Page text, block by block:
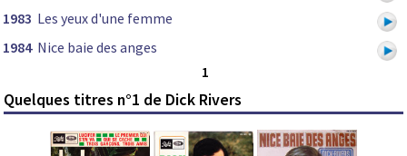
1983 Les yeux d'une femme
1984 Nice baie des anges
1
Quelques titres n°1 de Dick Rivers